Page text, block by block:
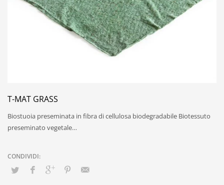
T-MAT GRASS
Biostuoia preseminata in fibra di cellulosa biodegradabile Biotessuto
preseminato vegetale…